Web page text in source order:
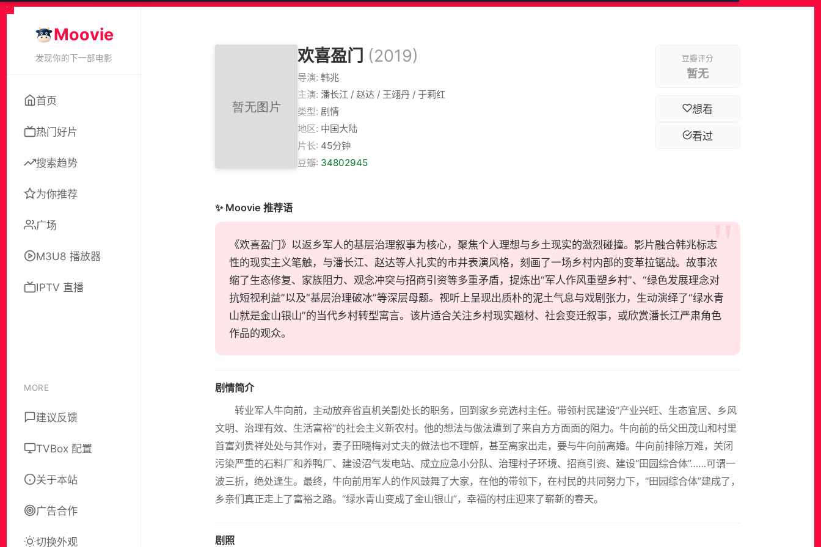
Moovie
发现你的下一部电影
首页
热门好片
搜索趋势
为你推荐
广场
M3U8 播放器
IPTV 直播
MORE
建议反馈
TVBox 配置
关于本站
广告合作
切换外观
欢喜盈门 (2019)
导演: 韩兆
主演: 潘长江 / 赵达 / 王翊丹 / 于莉红
类型: 剧情
地区: 中国大陆
片长: 45分钟
豆瓣: 34802945
豆瓣评分
暂无
想看
看过
✨ Moovie 推荐语
《欢喜盈门》以返乡军人的基层治理叙事为核心，聚焦个人理想与乡土现实的激烈碰撞。影片融合韩兆标志
性的现实主义笔触，与潘长江、赵达等人扎实的市井表演风格，刻画了一场乡村内部的变革拉锯战。故事浓
缩了生态修复、家族阻力、观念冲突与招商引资等多重矛盾，提炼出“军人作风重塑乡村”、“绿色发展理念对
抗短视利益”以及“基层治理破冰”等深层母题。视听上呈现出质朴的泥土气息与戏剧张力，生动演绎了“绿水青
山就是金山银山”的当代乡村转型寓言。该片适合关注乡村现实题材、社会变迁叙事，或欣赏潘长江严肃角色
作品的观众。
剧情简介
转业军人牛向前，主动放弃省直机关副处长的职务，回到家乡竞选村主任。带领村民建设“产业兴旺、生态宜居、乡风
文明、治理有效、生活富裕”的社会主义新农村。他的想法与做法遭到了来自方方面面的阻力。牛向前的岳父田茂山和村里
首富刘贵祥处处与其作对，妻子田晓梅对丈夫的做法也不理解，甚至离家出走，要与牛向前离婚。牛向前排除万难，关闭
污染严重的石料厂和养鸭厂、建设沼气发电站、成立应急小分队、治理村子环境、招商引资、建设“田园综合体”……可谓一
波三折，绝处逢生。最终，牛向前用军人的作风鼓舞了大家，在他的带领下，在村民的共同努力下，“田园综合体”建成了，
乡亲们真正走上了富裕之路。“绿水青山变成了金山银山”，幸福的村庄迎来了崭新的春天。
剧照